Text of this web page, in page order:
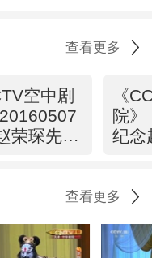
查看更多
空中剧
荣琛先生
《
院》
纪念
谈）
查看更多